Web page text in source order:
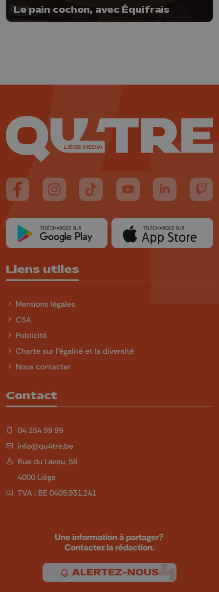
Le pain cochon, avec Équifrais
Suivez-nous sur FaceBook
Suivez-nous sur Instagram
Suivez-nous sur TikTok
Suivez-nous sur YouTube
Suivez-nous
Liens utiles
Mentions légales
CSA
Publicité
Charte sur l'égalité et la diversité
Nous contacter
Contact
04 254 99 99
info@qu4tre.be
Rue du Laveu, 58
4000 Liège
TVA : BE 0405.931.241
Une information à partager?
Contactez la rédaction.
ALERTEZ-NOUS